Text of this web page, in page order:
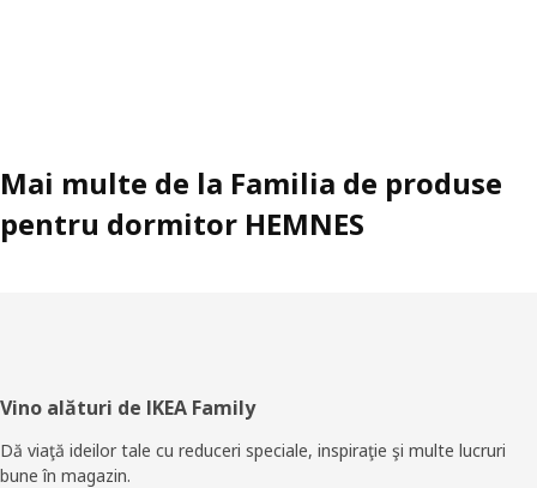
Mai multe de la Familia de produse
pentru dormitor HEMNES
Subsol
Vino alături de IKEA Family
Dă viaţă ideilor tale cu reduceri speciale, inspiraţie şi multe lucruri
bune în magazin.